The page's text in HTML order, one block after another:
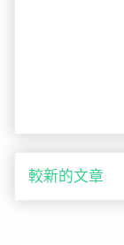
較新的文章